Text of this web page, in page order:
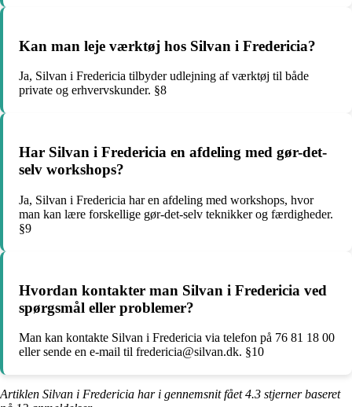
Kan man leje værktøj hos Silvan i Fredericia?
Ja, Silvan i Fredericia tilbyder udlejning af værktøj til både
private og erhvervskunder. §8
Har Silvan i Fredericia en afdeling med gør-det-
selv workshops?
Ja, Silvan i Fredericia har en afdeling med workshops, hvor
man kan lære forskellige gør-det-selv teknikker og færdigheder.
§9
Hvordan kontakter man Silvan i Fredericia ved
spørgsmål eller problemer?
Man kan kontakte Silvan i Fredericia via telefon på 76 81 18 00
eller sende en e-mail til fredericia@silvan.dk. §10
Artiklen Silvan i Fredericia har i gennemsnit fået4.3 stjerner baseret